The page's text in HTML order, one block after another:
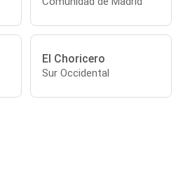
El Choricero
Sur Occidental